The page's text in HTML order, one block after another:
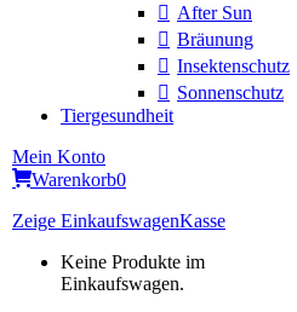
After Sun
Bräunung
Insektenschutz
Sonnenschutz
Tiergesundheit
Mein Konto
Warenkorb0
Zeige EinkaufswagenKasse
Keine Produkte im
Einkaufswagen.